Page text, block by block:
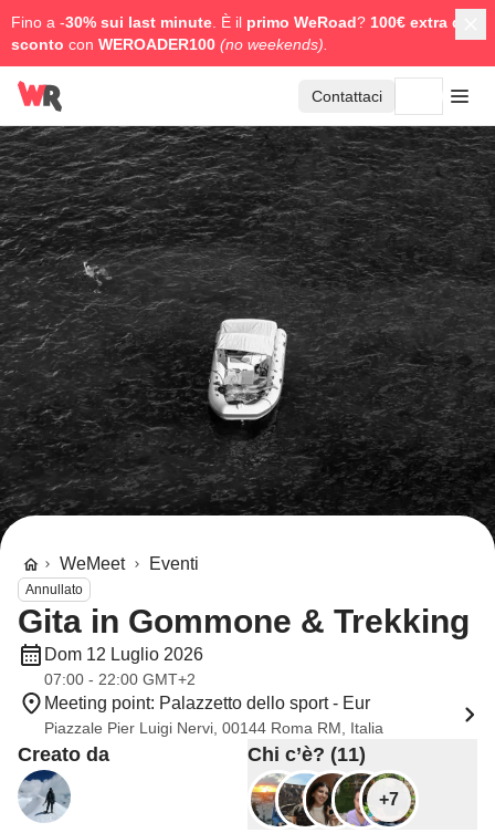
Fino a -30% sui last minute . È il primo WeRoad? 100€ extra di
sconto con WEROADER100 (no weekends).
Contattaci
WeMeet Eventi
Annullato
Gita in Gommone & Trekking
Dom 12 Luglio 2026
07:00 - 22:00 GMT+2
Meeting point: Palazzetto dello sport - Eur
Piazzale Pier Luigi Nervi, 00144 Roma RM, Italia
Creato da Chi c’è? (11)
+7